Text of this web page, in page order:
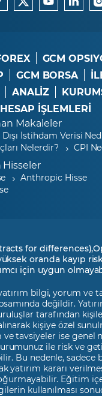
GCM
GCM BORSA
ANALİZ
HESAP İŞLEMLERİ
Makaleler
İstihdam Verisi
Nelerdir?
CPI
Hisseler
Anthropic Hisse
for
oranda kayıp
için uygun
bilgi, yorum ve
değildir.
tarafından
kişiye özel
ve tavsiyeler ise genel
ile risk ve
Bu nedenle, sadece
yatırım kararı
Eğitim
kullanılması